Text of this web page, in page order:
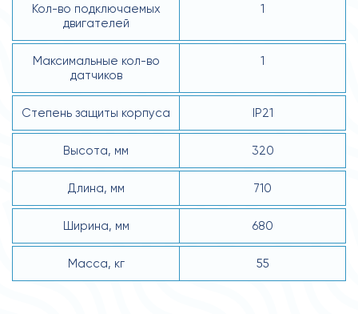
Кол-во подключаемых
двигателей
1
Максимальные кол-во
датчиков
1
Степень защиты корпуса IP21
Высота, мм 320
Длина, мм 710
Ширина, мм 680
Масса, кг 55